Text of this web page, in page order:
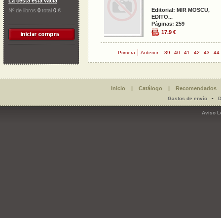
Nº de libros 0 total 0 €
Editorial: MIR MOSCU,
EDITO...
Páginas: 259
17.9 €
Primera | Anterior 39 40 41 42 43 44
Inicio | Catálogo | Recomendados
Gastos de envío-
Aviso